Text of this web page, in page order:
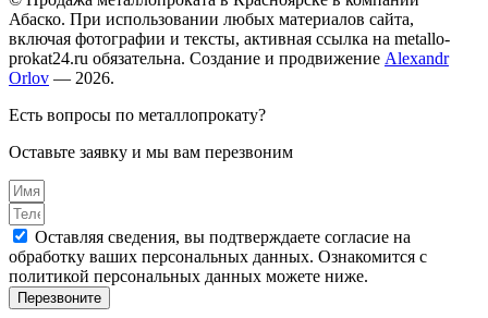
Абаско. При использовании любых материалов сайта,
включая фотографии и тексты, активная ссылка на metallo-
prokat24.ru обязательна. Создание и продвижение Alexandr
Orlov — 2026.
Есть вопросы по металлопрокату?
Оставьте заявку и мы вам перезвоним
Оставляя сведения, вы подтверждаете согласие на
обработку ваших персональных данных. Ознакомится с
политикой персональных данных можете ниже.
Перезвоните